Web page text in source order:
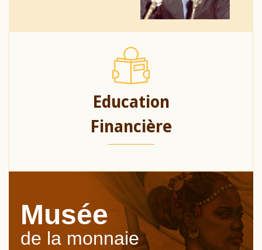
Education
Financière
Musée
de la monnaie